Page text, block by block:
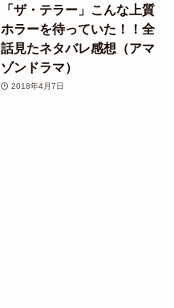
「ザ・テラー」こんな上質
ホラーを待っていた！！全
話見たネタバレ感想（アマ
ゾンドラマ）
2018年4月7日